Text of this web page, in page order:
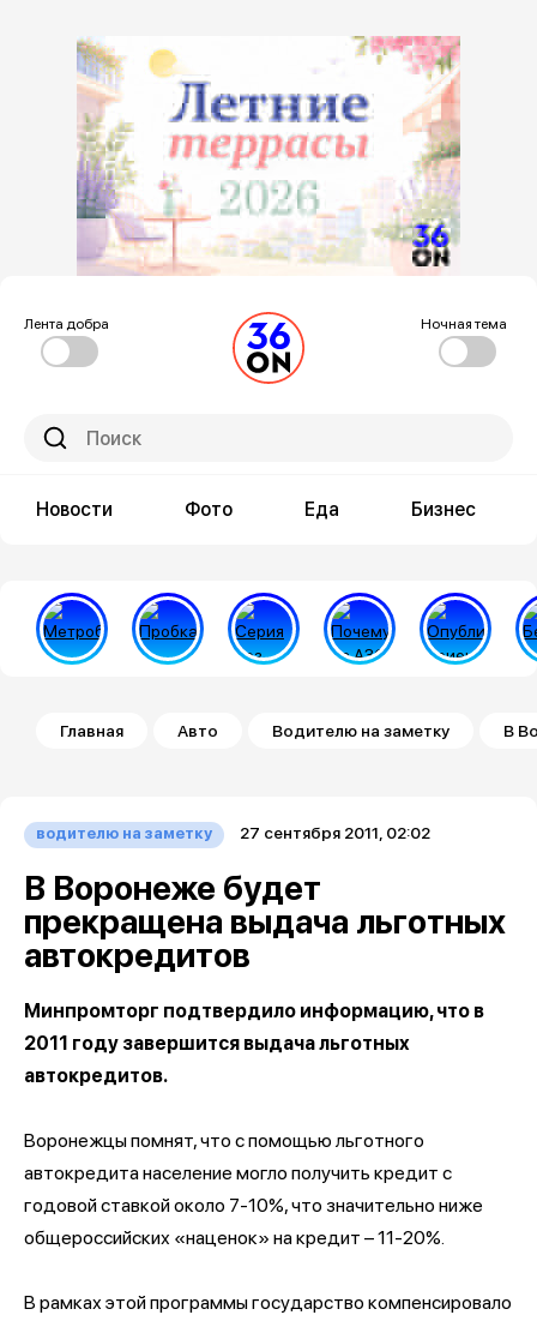
Лента добра Ночная тема
Новости Фото Еда Бизнес
Строка навигации
Главная Авто Водителю на заметку В
водителю на заметку 27 сентября 2011, 02:02
В Воронеже будет
прекращена выдача льготных
автокредитов
Минпромторг подтвердило информацию, что в
2011 году завершится выдача льготных
автокредитов.
Воронежцы помнят, что с помощью льготного
автокредита население могло получить кредит с
годовой ставкой около 7-10%, что значительно ниже
общероссийских «наценок» на кредит – 11-20%.
В рамках этой программы государство компенсировало